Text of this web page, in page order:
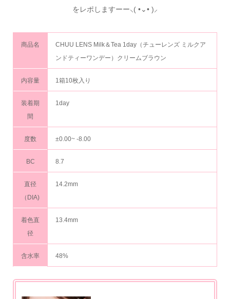
をレポしますーー⸜( •⌄• )⸝
商品名
CHUU LENS Milk＆Tea 1day（チューレンズ ミルクア
ンドティーワンデー）クリームブラウン
内容量 1箱10枚入り
装着期
間
1day
度数 ±0.00~ -8.00
BC 8.7
直径
（DIA)
14.2mm
着色直
径
13.4mm
含水率 48%